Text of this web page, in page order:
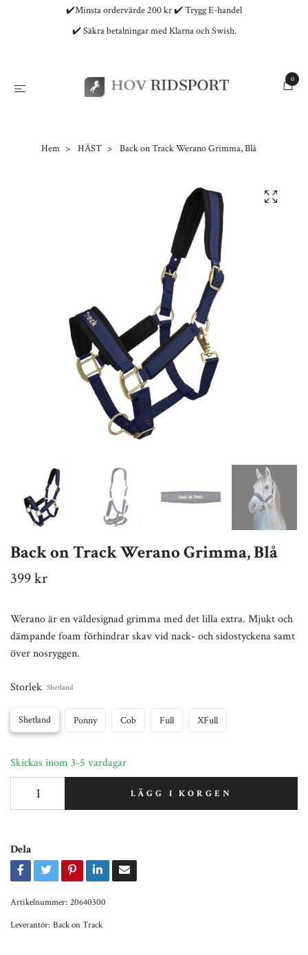
✔️Minsta ordervärde 200 kr ✔️ Trygg E-handel
✔️ Säkra betalningar med Klarna och Swish.
0
Hem HÄST Back on Track Werano Grimma, Blå
Back on Track Werano Grimma, Blå
399 kr
Werano är en väldesignad grimma med det lilla extra. Mjukt och
dämpande foam förhindrar skav vid nack- och sidostyckena samt
över nosryggen.
Storlek Shetland
Shetland Ponny Cob Full XFull
Skickas inom 3-5 vardagar
LÄGG I KORGEN
Dela
Artikelnummer: 20640300
Leverantör: Back on Track